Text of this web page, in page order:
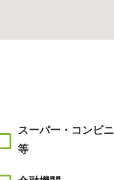
スーパー・コンビニ
等